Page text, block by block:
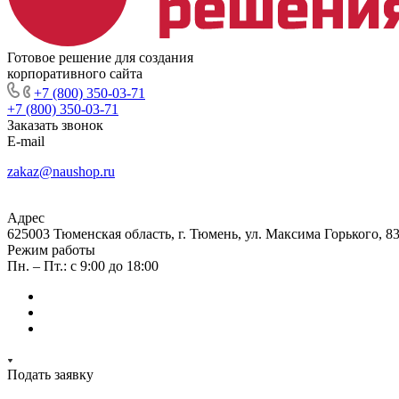
Готовое решение для создания
корпоративного сайта
+7 (800) 350-03-71
+7 (800) 350-03-71
Заказать звонок
E-mail
zakaz@naushop.ru
Адрес
625003 Тюменская область, г. Тюмень, ул. Максима Горького,
Режим работы
Пн. – Пт.: с 9:00 до 18:00
Подать заявку